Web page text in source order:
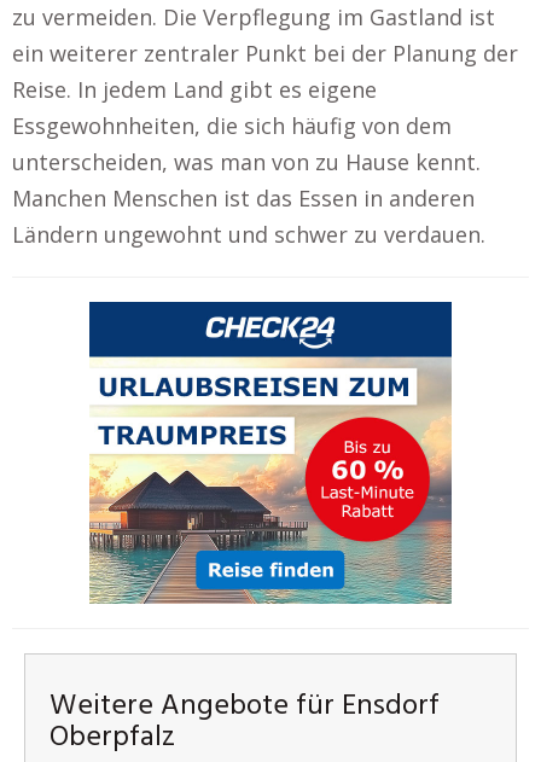
zu vermeiden. Die Verpflegung im Gastland ist
ein weiterer zentraler Punkt bei der Planung der
Reise. In jedem Land gibt es eigene
Essgewohnheiten, die sich häufig von dem
unterscheiden, was man von zu Hause kennt.
Manchen Menschen ist das Essen in anderen
Ländern ungewohnt und schwer zu verdauen.
Weitere Angebote für Ensdorf
Oberpfalz